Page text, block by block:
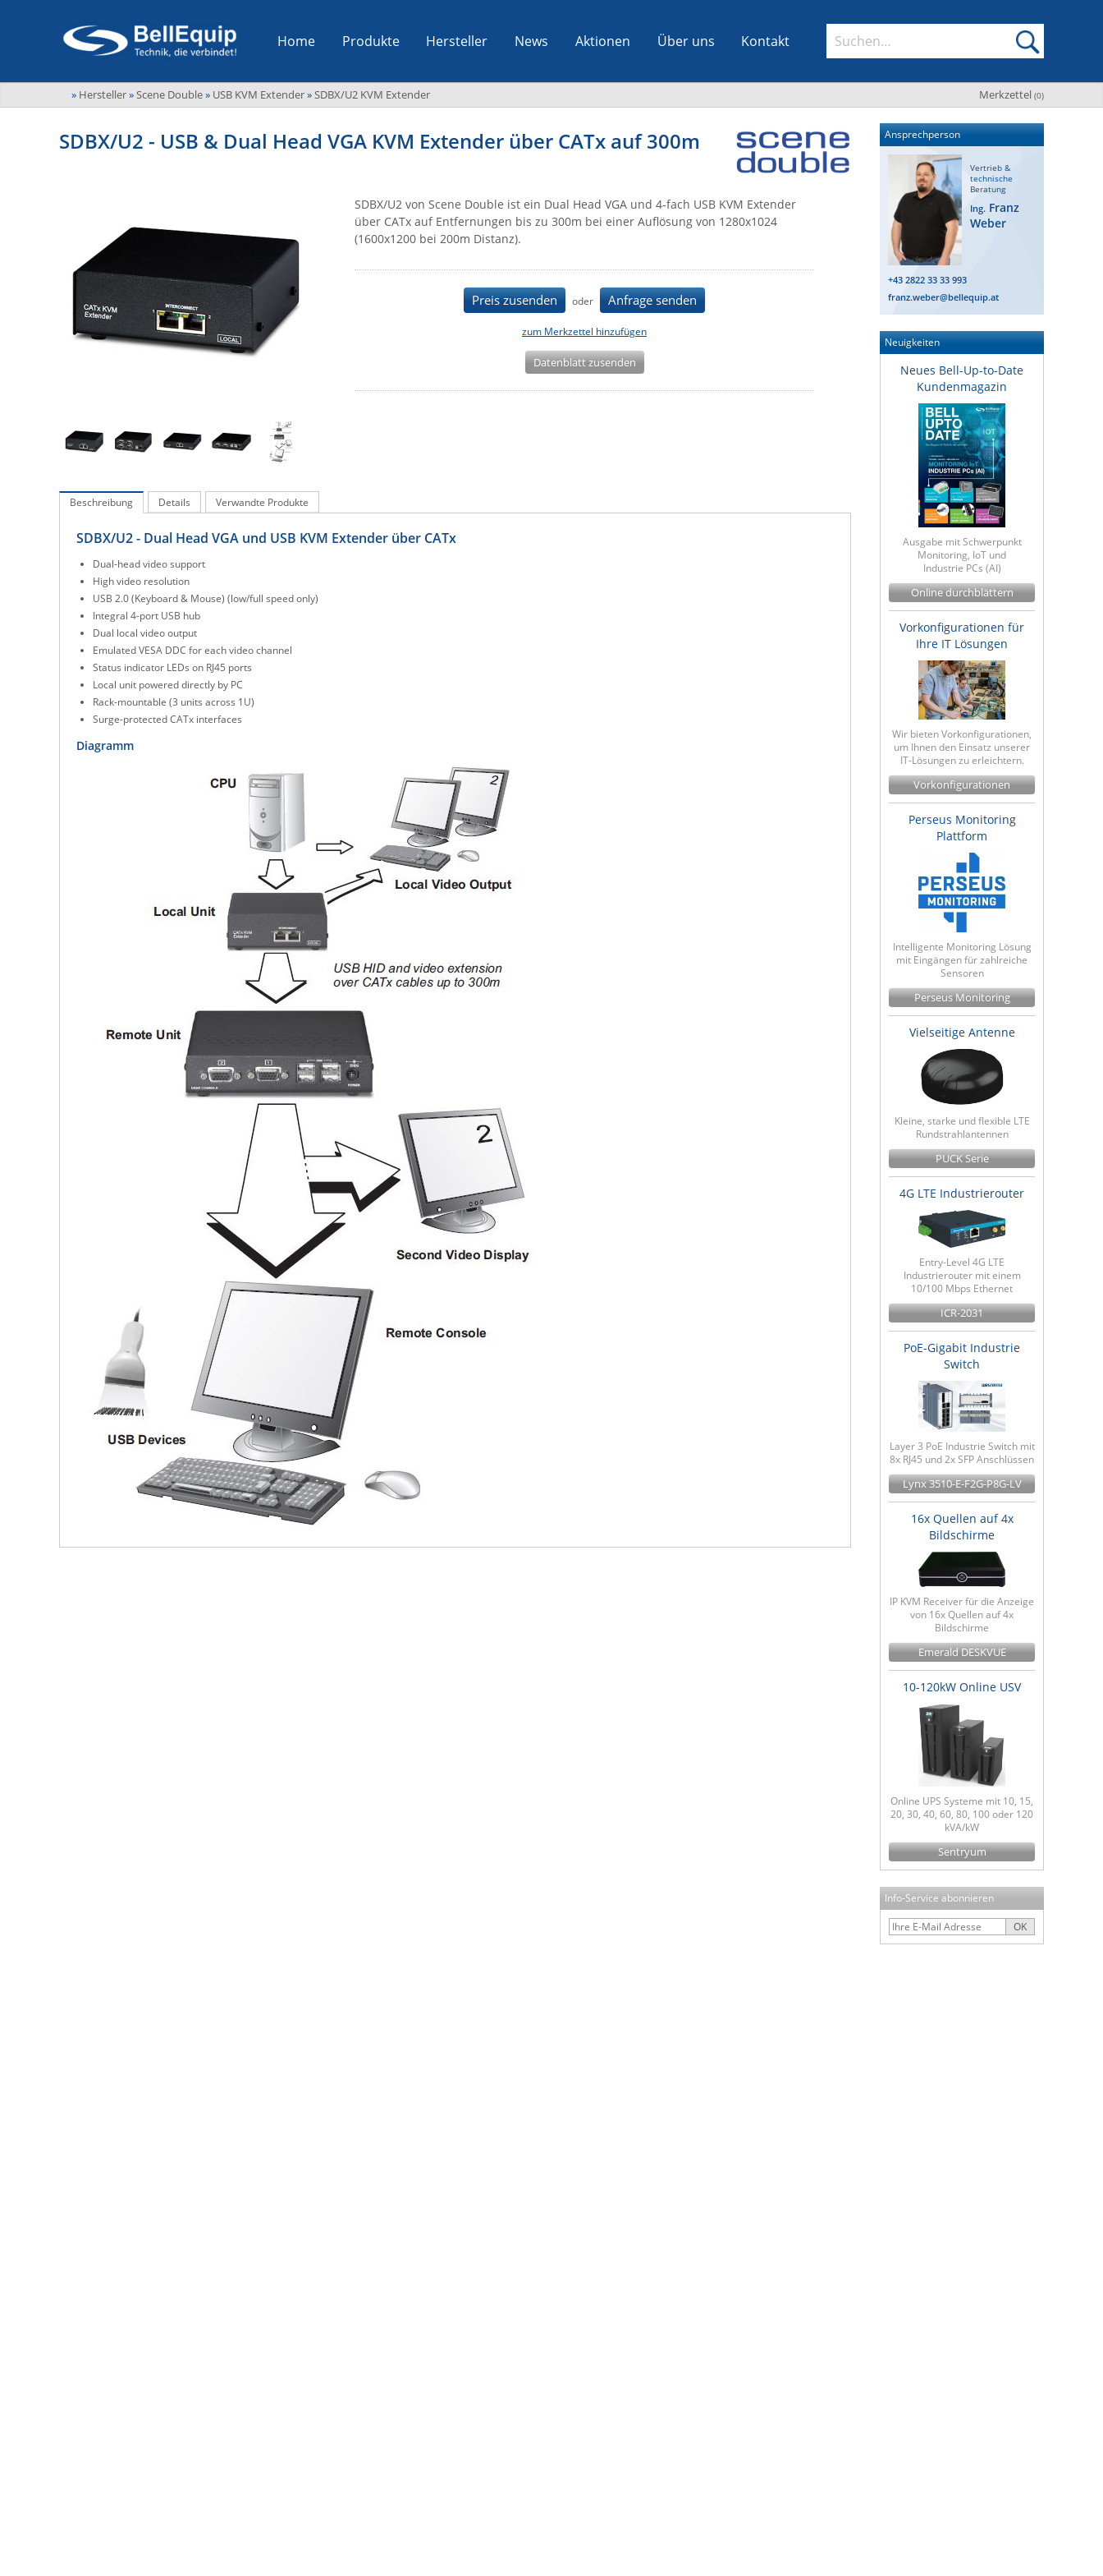
Home Produkte Hersteller News Aktionen Über uns Kontakt
Merkzettel (0)
» Hersteller»Scene Double» USB KVM Extender»SDBX/U2 KVM Extender
SDBX/U2 - USB & Dual Head VGA KVM Extender über CATx auf 300m
SDBX/U2 von Scene Double ist ein Dual Head VGA und 4-fach USB KVM Extender
über CATx auf Entfernungen bis zu 300m bei einer Auflösung von 1280x1024
(1600x1200 bei 200m Distanz).
Preis zusenden oder Anfrage senden
zum Merkzettel hinzufügen
Datenblatt zusenden
Beschreibung Details Verwandte Produkte
SDBX/U2 - Dual Head VGA und USB KVM Extender über CATx
Dual-head video support
High video resolution
USB 2.0 (Keyboard & Mouse) (low/full speed only)
Integral 4-port USB hub
Dual local video output
Emulated VESA DDC for each video channel
Status indicator LEDs on RJ45 ports
Local unit powered directly by PC
Rack-mountable (3 units across 1U)
Surge-protected CATx interfaces
Diagramm
Ansprechperson
Vertrieb &
technische
Beratung
Ing. Franz
Weber
+43 2822 33 33 993
franz.weber@bellequip.at
Neuigkeiten
Neues Bell-Up-to-Date
Kundenmagazin
Ausgabe mit Schwerpunkt
Monitoring, IoT und
Industrie PCs (AI)
Online durchblättern
Vorkonfigurationen für
Ihre IT Lösungen
Wir bieten Vorkonfigurationen,
um Ihnen den Einsatz unserer
IT-Lösungen zu erleichtern.
Vorkonfigurationen
Perseus Monitoring
Plattform
Intelligente Monitoring Lösung
mit Eingängen für zahlreiche
Sensoren
Perseus Monitoring
Vielseitige Antenne
Kleine, starke und flexible LTE
Rundstrahlantennen
PUCK Serie
4G LTE Industrierouter
Entry-Level 4G LTE
Industrierouter mit einem
10/100 Mbps Ethernet
ICR-2031
PoE-Gigabit Industrie
Switch
Layer 3 PoE Industrie Switch mit
8x RJ45 und 2x SFP Anschlüssen
Lynx 3510-E-F2G-P8G-LV
16x Quellen auf 4x
Bildschirme
IP KVM Receiver für die Anzeige
von 16x Quellen auf 4x
Bildschirme
Emerald DESKVUE
10-120kW Online USV
Online UPS Systeme mit 10, 15,
20, 30, 40, 60, 80, 100 oder 120
kVA/kW
Sentryum
Info-Service abonnieren
OK